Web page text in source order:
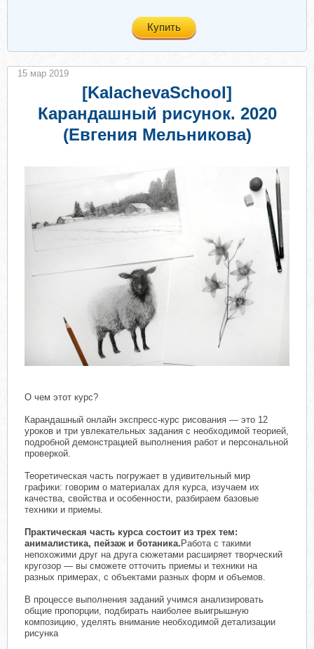
Купить
[KalachevaSchool]
Карандашный рисунок. 2020
(Евгения Мельникова)
О чем этот курс?
Карандашный онлайн экспресс-курс рисования — это 12
уроков и три увлекательных задания с необходимой теорией,
подробной демонстрацией выполнения работ и персональной
проверкой.
Теоретическая часть погружает в удивительный мир
графики: говорим о материалах для курса, изучаем их
качества, свойства и особенности, разбираем базовые
техники и приемы.
Практическая часть курса состоит из трех тем:
анималистика, пейзаж и ботаника.Работа с такими
непохожими друг на друга сюжетами расширяет творческий
кругозор — вы сможете отточить приемы и техники на
разных примерах, с объектами разных форм и объемов.
В процессе выполнения заданий учимся анализировать
общие пропорции, подбирать наиболее выигрышную
композицию, уделять внимание необходимой детализации
рисунка
15 мар 2019